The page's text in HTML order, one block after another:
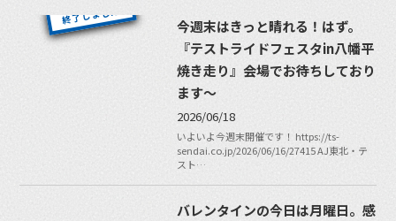
今週末はきっと晴れる！はず。
『テストライドフェスタin八幡平
焼き走り』会場でお待ちしており
ます〜
2026/06/18
いよいよ今週末開催です！ https://ts-
sendai.co.jp/2026/06/16/27415 AJ東北・テ
スト…
バレンタインの今日は月曜日。感